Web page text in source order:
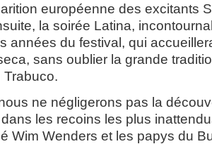
européenne des excitants
la soirée Latina,
années du festival, qui
sans oublier la grande
Trabuco.
ne négligerons pas la
les recoins les plus
Wim Wenders et les papys du